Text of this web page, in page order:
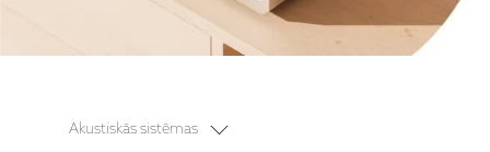
Akustiskās sistēmas